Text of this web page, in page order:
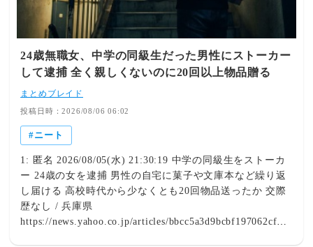
24歳無職女、中学の同級生だった男性にストーカー
して逮捕 全く親しくないのに20回以上物品贈る
まとめブレイド
投稿日時：2026/08/06 06:02
ニート
1: 匿名 2026/08/05(水) 21:30:19 中学の同級生をストーカ
ー 24歳の女を逮捕 男性の自宅に菓子や文庫本など繰り返
し届ける 高校時代から少なくとも20回物品送ったか 交際
歴なし / 兵庫県
https://news.yahoo.co.jp/articles/bbcc5a3d9bcbf197062cf7f9